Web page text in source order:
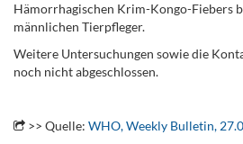
Hämorrhagischen Krim-Kongo-Fiebers
männlichen Tierpfleger.
Weitere Untersuchungen sowie die
noch nicht abgeschlossen.
>> Quelle: WHO, Weekly Bulletin,